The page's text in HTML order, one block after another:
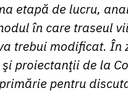
etapă de lucru,
în care traseul
trebui modificat. În
proiectanţii de la
pentru